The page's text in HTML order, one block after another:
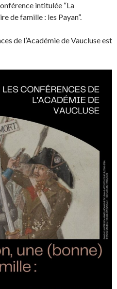
intitulée “La
de famille : les Payan”.
de l’Académie de Vaucluse est